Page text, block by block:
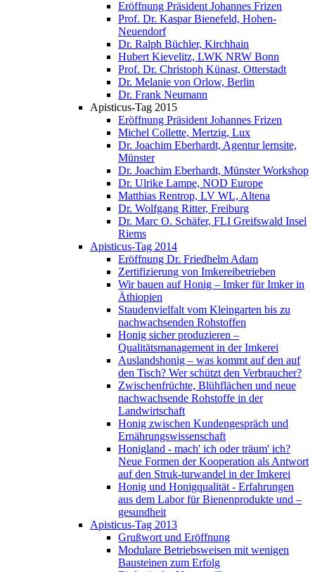
Eröffnung Präsident Johannes Frizen
Prof. Dr. Kaspar Bienefeld, Hohen-
Neuendorf
Dr. Ralph Büchler, Kirchhain
Hubert Kievelitz, LWK NRW Bonn
Prof. Dr. Christoph Künast, Otterstadt
Dr. Melanie von Orlow, Berlin
Dr. Frank Neumann
Apisticus-Tag 2015
Eröffnung Präsident Johannes Frizen
Michel Collette, Mertzig, Lux
Dr. Joachim Eberhardt, Agentur lernsite,
Münster
Dr. Joachim Eberhardt, Münster Workshop
Dr. Ulrike Lampe, NOD Europe
Matthias Rentrop, LV WL, Altena
Dr. Wolfgang Ritter, Freiburg
Dr. Marc O. Schäfer, FLI Greifswald Insel
Riems
Apisticus-Tag 2014
Eröffnung Dr. Friedhelm Adam
Zertifizierung von Imkereibetrieben
Wir bauen auf Honig – Imker für Imker in
Äthiopien
Staudenvielfalt vom Kleingarten bis zu
nachwachsenden Rohstoffen
Honig sicher produzieren –
Qualitätsmanagement in der Imkerei
Auslandshonig – was kommt auf den auf
den Tisch? Wer schützt den Verbraucher?
Zwischenfrüchte, Blühflächen und neue
nachwachsende Rohstoffe in der
Landwirtschaft
Honig zwischen Kundengespräch und
Ernährungswissenschaft
Honigland - mach' ich oder träum' ich?
Neue Formen der Kooperation als Antwort
auf den Struk-turwandel in der Imkerei
Honig und Honigqualität - Erfahrungen
aus dem Labor für Bienenprodukte und –
gesundheit
Apisticus-Tag 2013
Grußwort und Eröffnung
Modulare Betriebsweisen mit wenigen
Bausteinen zum Erfolg